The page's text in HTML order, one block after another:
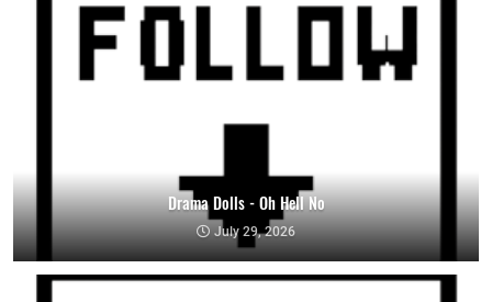
Drama Dolls - Oh Hell No
July 29, 2026